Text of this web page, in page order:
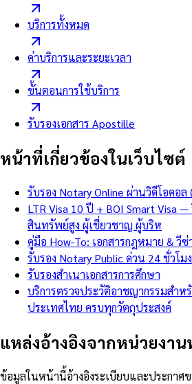
บริการทั้งหมด
ค่าบริการและระยะเวลา
ขั้นตอนการใช้บริการ
รับรองเอกสาร Apostille
หน้าที่เกี่ยวข้องในเว็บไซต์
รับรอง Notary Online ผ่านวิดีโอคอล
LTR Visa 10 ปี + BOI Smart Visa
สินทรัพย์สูง ผู้เชี่ยวชาญ ผู้บริห
คู่มือ How-To: เอกสารกฎหมาย & วีซ่
รับรอง Notary Public ด่วน 24 ชั่วโมง
รับรองสำเนาเอกสารการศึกษา
บริการตรวจประวัติอาชญากรรมสำห
ประเทศไทย ครบทุกวัตถุประสงค์
แหล่งอ้างอิงจากหน่วยงาน
ข้อมูลในหน้านี้อ้างอิงระเบียบและประกาศ